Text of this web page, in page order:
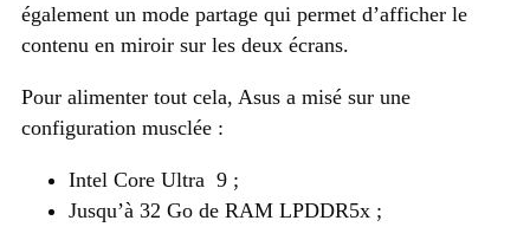
également un mode partage qui permet d’afficher le
contenu en miroir sur les deux écrans.
Pour alimenter tout cela, Asus a misé sur une
configuration musclée :
Intel Core Ultra 9 ;
Jusqu’à 32 Go de RAM LPDDR5x ;